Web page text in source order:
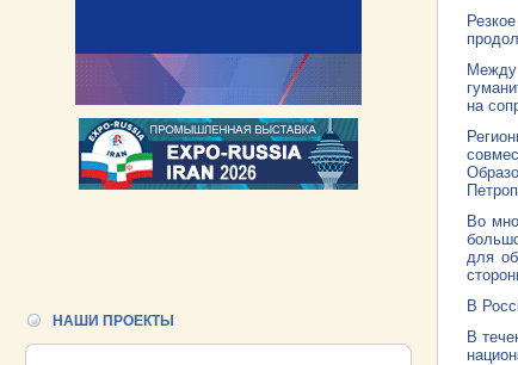
НАШИ ПРОЕКТЫ
Между
на
Во
для
В
В